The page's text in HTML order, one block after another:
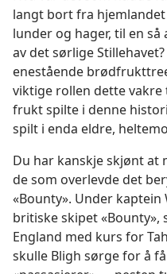
langt bort fra
lunder og hager, til en
av det sørlige
enestående
viktige rollen dette
frukt spilte i denne
spilt i enda eldre,
Du har kanskje skjønt at
de som overlevde det
«Bounty». Under
britiske skipet «Bounty»,
England med kurs for
skulle Bligh sørge for å